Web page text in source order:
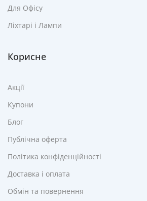
Для Офісу
Ліхтарі і Лампи
Корисне
Акції
Купони
Блог
Публічна оферта
Політика конфіденційності
Доставка і оплата
Обмін та повернення